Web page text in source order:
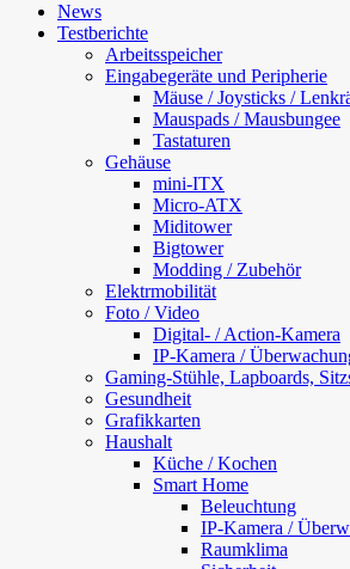
News
Testberichte
Arbeitsspeicher
Eingabegeräte und Peripherie
Mäuse / Joysticks /
Mauspads / Mausbungee
Tastaturen
Gehäuse
mini-ITX
Micro-ATX
Miditower
Bigtower
Modding / Zubehör
Elektrmobilität
Foto / Video
Digital- / Action-Kamera
IP-Kamera /
Gaming-Stühle, Lapboards,
Gesundheit
Grafikkarten
Haushalt
Küche / Kochen
Smart Home
Beleuchtung
IP-Kamera /
Raumklima